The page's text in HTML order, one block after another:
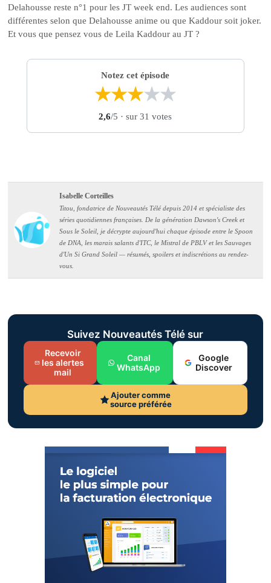
Delahousse reste n°1 pour les JT week end. Les audiences sont
différentes selon que Delahousse anime ou que Kaddour soit joker.
Et vous que pensez vous de Leila Kaddour au JT ?
Notez cet épisode
★★★★★
2,6/5 · sur 31 votes
Isabelle Corteilles
Titou, fondatrice de Nouveautés Télé depuis 2014 et spécialiste des
séries quotidiennes françaises. De la génération Dawson's Creek et
Sous le Soleil, je décrypte aujourd'hui chaque épisode entre le Spoon
de DNA, les marais salants d'ITC, le Mistral de PBLV et les Sauvages
d'Un Si Grand Soleil — résumés, spoilers et indiscrétions au rendez-
vous.
Suivez Nouveautés Télé sur
Recevoir
les alertes
mail
Canal
WhatsApp
Google
Discover
Ajouter comme
source préférée